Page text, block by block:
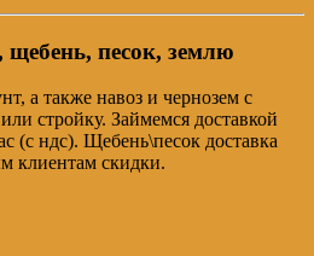
щебень, песок, землю
а также навоз и чернозем с
стройку. Займемся доставкой
(с ндс). Щебень\песок доставка
клиентам скидки.